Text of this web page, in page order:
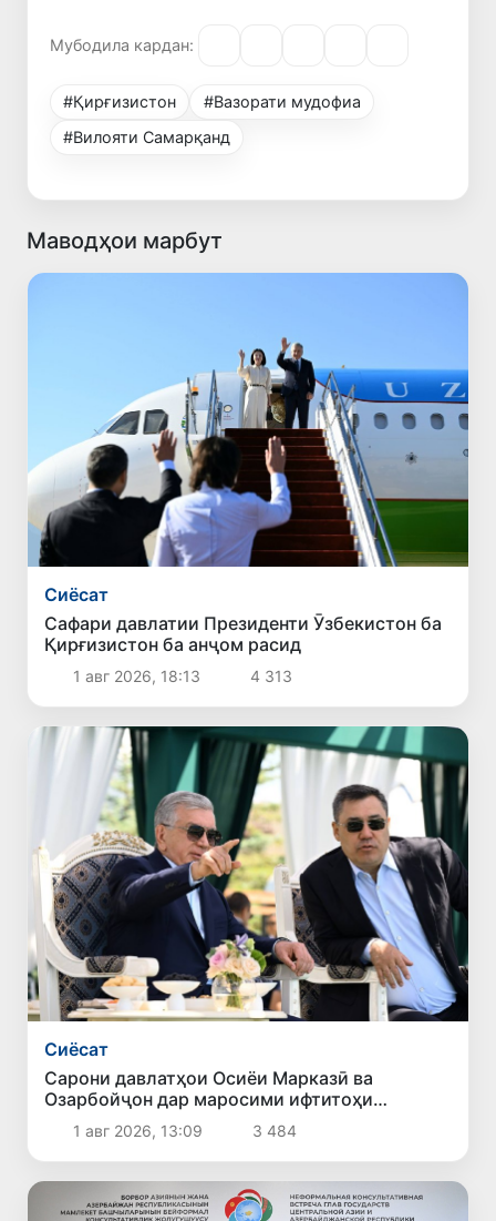
Мубодила кардан:
#Қирғизистон
#Вазорати мудофиа
#Вилояти Самарқанд
Маводҳои марбут
Сиёсат
Сафари давлатии Президенти Ӯзбекистон ба
Қирғизистон ба анҷом расид
1 авг 2026, 18:13 4 313
Сиёсат
Сарони давлатҳои Осиёи Марказӣ ва
Озарбойҷон дар маросими ифтитоҳи
чемпионати ҷаҳонии варзиши обии моторӣ
ширкат карданд
1 авг 2026, 13:09 3 484